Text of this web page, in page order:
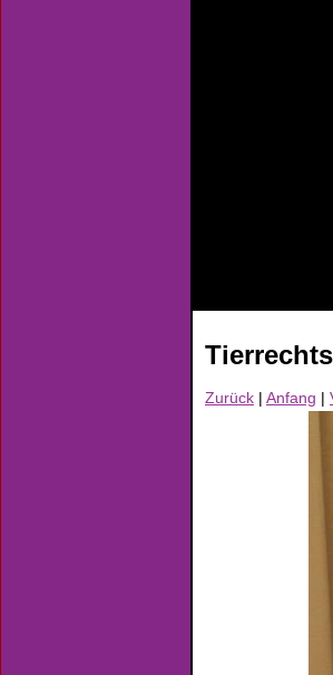
Zurück | Anfang |